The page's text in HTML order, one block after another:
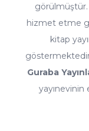
görülmüştür.
hizmet etme
kitap
Guraba
yayınevinin